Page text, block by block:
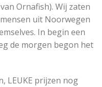
Ornafish). Wij zaten
uit Noorwegen
In begin een
de morgen begon het
LEUKE prijzen nog